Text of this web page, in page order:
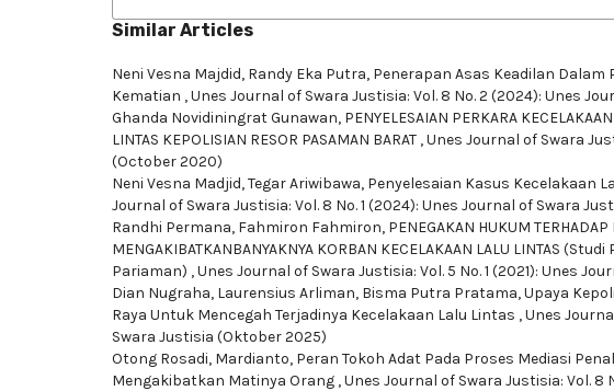
Similar Articles
Neni Vesna Majdid, Randy Eka Putra, Penerapan Asas Keadilan Dalam
Kematian ,Unes Journal of Swara Justisia: Vol. 8 No. 2 (2024): Unes
Ghanda Novidiningrat Gunawan, PENYELESAIAN PERKARA
LINTAS KEPOLISIAN RESOR PASAMAN BARAT ,Unes Journal of Swara
(October 2020)
Neni Vesna Madjid, Tegar Ariwibawa, Penyelesaian Kasus Kecelakaan
Journal of Swara Justisia: Vol. 8 No. 1 (2024): Unes Journal of Swara
Randhi Permana, Fahmiron Fahmiron, PENEGAKAN HUKUM
MENGAKIBATKANBANYAKNYA KORBAN KECELAKAAN LALU LINTAS
Pariaman) ,Unes Journal of Swara Justisia: Vol. 5 No. 1 (2021): Unes
Dian Nugraha, Laurensius Arliman, Bisma Putra Pratama,Upaya
Raya Untuk Mencegah Terjadinya Kecelakaan Lalu Lintas ,Unes
Swara Justisia (Oktober 2025)
Otong Rosadi, Mardianto, Peran Tokoh Adat Pada Proses Mediasi
Mengakibatkan Matinya Orang ,Unes Journal of Swara Justisia: Vol. 8